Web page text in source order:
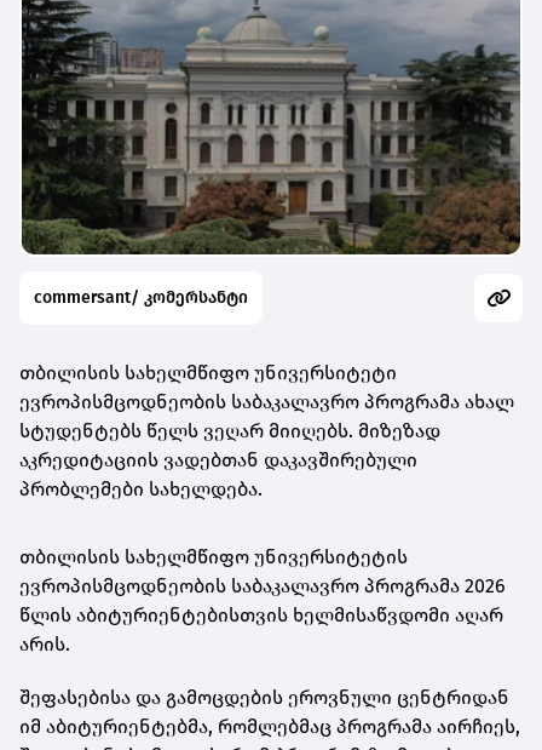
commersant/ კომერსანტი
თბილისის სახელმწიფო უნივერსიტეტი
ევროპისმცოდნეობის საბაკალავრო პროგრამა ახალ
სტუდენტებს წელს ვეღარ მიიღებს. მიზეზად
აკრედიტაციის ვადებთან დაკავშირებული
პრობლემები სახელდება.
თბილისის სახელმწიფო უნივერსიტეტის
ევროპისმცოდნეობის საბაკალავრო პროგრამა 2026
წლის აბიტურიენტებისთვის ხელმისაწვდომი აღარ
არის.
შეფასებისა და გამოცდების ეროვნული ცენტრიდან
იმ აბიტურიენტებმა, რომლებმაც პროგრამა აირჩიეს,